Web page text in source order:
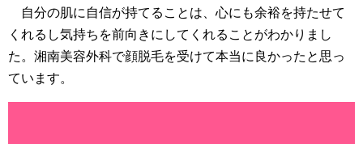
自分の肌に自信が持てることは、心にも余裕を持たせて
くれるし気持ちを前向きにしてくれることがわかりまし
た。湘南美容外科で顔脱毛を受けて本当に良かったと思っ
ています。